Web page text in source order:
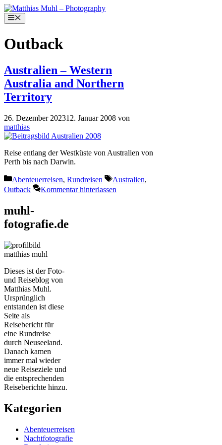
Zum
Inhalt
springen
Menü
Outback
Australien – Western
Australia and Northern
Territory
26. Dezember 202312. Januar 2008 von
matthias
Reise entlang der Westküste von Australien von
Perth bis nach Darwin.
Kategorien
Abenteuerreisen, Rundreisen Schlagwörter
Australien,
Outback
Kommentar hinterlassen
muhl-
fotografie.de
Dieses ist der Foto-
und Reiseblog von
Matthias Muhl.
Ursprünglich
entstanden ist diese
Seite als
Reisebericht für
eine Rundreise
durch Neuseeland.
Danach kamen
immer mal wieder
neue Reiseziele und
die entsprechenden
Reiseberichte hinzu.
Kategorien
Abenteuerreisen
Nachtfotografie